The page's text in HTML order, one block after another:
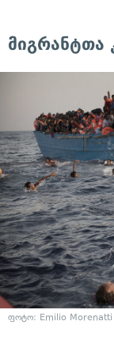
მიგრანტთა
ფოტო: Emilio Morenatti